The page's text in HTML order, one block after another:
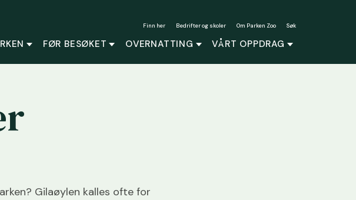
FØR BESØKET OVERNATTING VÅRT OPPDRAG
Finn her Bedrifter og skoler Om Parken Zoo Søk
Gilaøylen kalles ofte for